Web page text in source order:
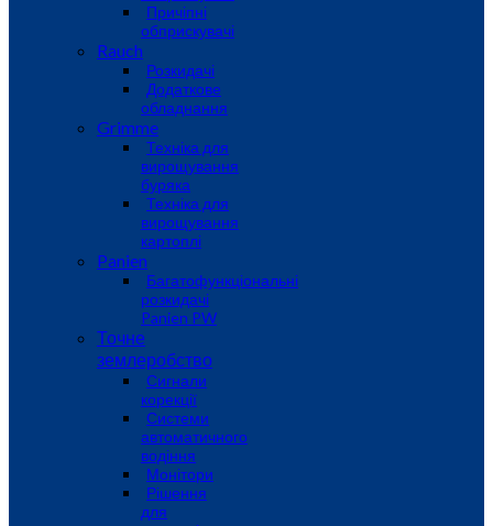
Причіпні
обприскувачі
Rauch
Розкидачі
Додаткове
обладнання
Grimme
Техніка для
вирощування
буряка
Техніка для
вирощування
картоплі
Panien
Багатофункціональні
розкидачі
Panien PW
Точне
землеробство
Сигнали
корекції
Системи
автоматичного
водіння
Монітори
Рішення
для